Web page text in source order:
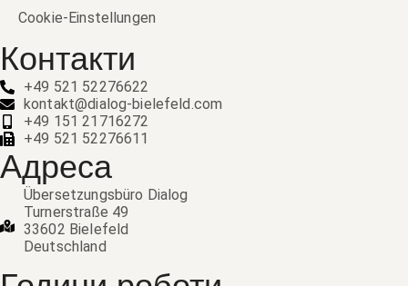
Cookie-Einstellungen
Контакти
+49 521 52276622
kontakt@dialog-bielefeld.com
+49 151 21716272
+49 521 52276611
Адреса
Übersetzungsbüro Dialog
Turnerstraße 49
33602 Bielefeld
Deutschland